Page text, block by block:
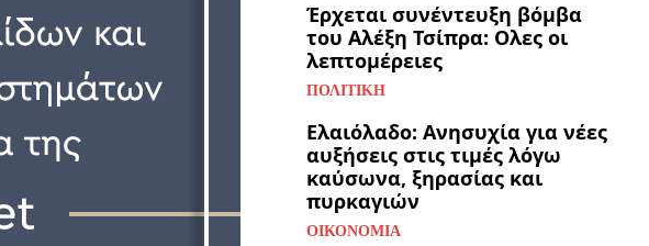
Έρχεται συνέντευξη βόμβα
του Αλέξη Τσίπρα: Ολες οι
λεπτομέρειες
ΠΟΛΙΤΙΚΉ
Ελαιόλαδο: Ανησυχία για νέες
αυξήσεις στις τιμές λόγω
καύσωνα, ξηρασίας και
πυρκαγιών
ΟΙΚΟΝΟΜΊΑ